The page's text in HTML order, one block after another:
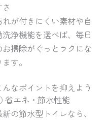
れが付きにくい素材や自
洗浄機能を選べば、毎日
お掃除がぐっとラクにな
ます。
んなポイントを抑えよう
エネ・節水性能
新の節水型トイレなら、